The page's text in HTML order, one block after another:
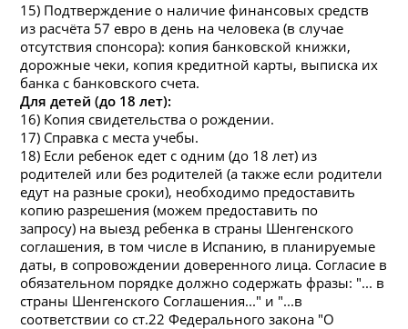
15) Подтверждение о наличие финансовых средств
из расчёта 57 евро в день на человека (в случае
отсутствия спонсора): копия банковской книжки,
дорожные чеки, копия кредитной карты, выписка их
банка с банковского счета.
Для детей (до 18 лет):
16) Копия свидетельства о рождении.
17) Справка с места учебы.
18) Если ребенок едет с одним (до 18 лет) из
родителей или без родителей (а также если родители
едут на разные сроки), необходимо предоставить
копию разрешения (можем предоставить по
запросу) на выезд ребенка в страны Шенгенского
соглашения, в том числе в Испанию, в планируемые
даты, в сопровождении доверенного лица. Согласие в
обязательном порядке должно содержать фразы: "... в
страны Шенгенского Соглашения..." и "...в
соответствии со ст.22 Федерального закона "О